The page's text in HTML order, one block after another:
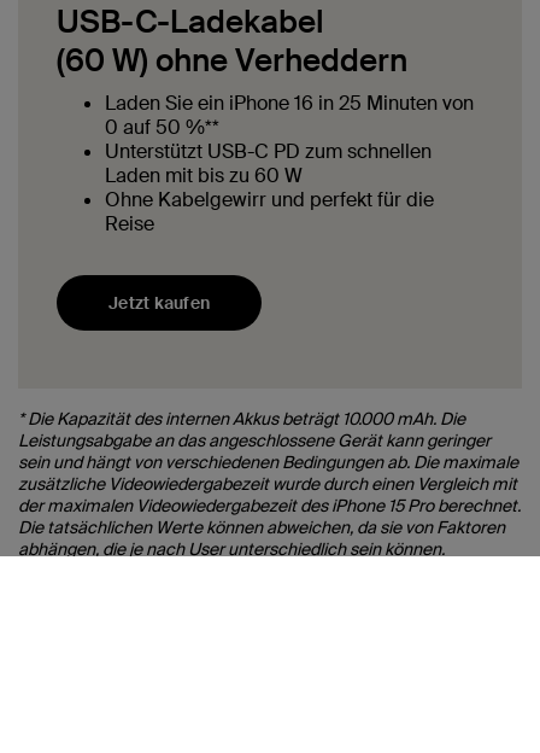
USB-C-Ladekabel
(60 W) ohne Verheddern
Laden Sie ein iPhone 16 in 25 Minuten von
0 auf 50 %**
Unterstützt USB-C PD zum schnellen
Laden mit bis zu 60 W
Ohne Kabelgewirr und perfekt für die
Reise
Jetzt kaufen
* Die Kapazität des internen Akkus beträgt 10.000 mAh. Die
Leistungsabgabe an das angeschlossene Gerät kann geringer
sein und hängt von verschiedenen Bedingungen ab. Die maximale
zusätzliche Videowiedergabezeit wurde durch einen Vergleich mit
der maximalen Videowiedergabezeit des iPhone 15 Pro berechnet.
Die tatsächlichen Werte können abweichen, da sie von Faktoren
abhängen, die je nach User unterschiedlich sein können.